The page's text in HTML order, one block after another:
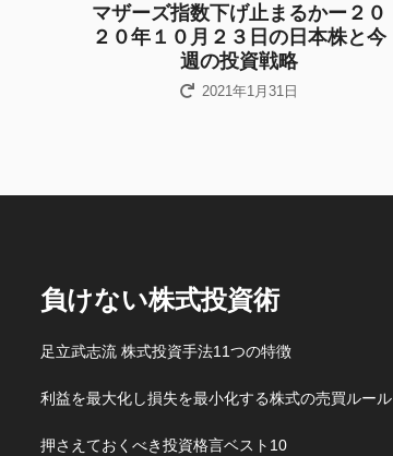
マザーズ指数下げ止まるかー２０
２０年１０月２３日の日本株と今
週の投資戦略
2021年1月31日
負けない株式投資術
足立武志流 株式投資手法11つの特徴
利益を最大化し損失を最小化する株式の売買ルール
押さえておくべき投資格言ベスト10